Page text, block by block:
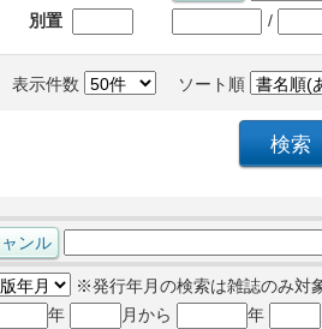
別置 /
表示件数 ソート順
※発行年月の検索は雑誌のみ対
年
月から 年